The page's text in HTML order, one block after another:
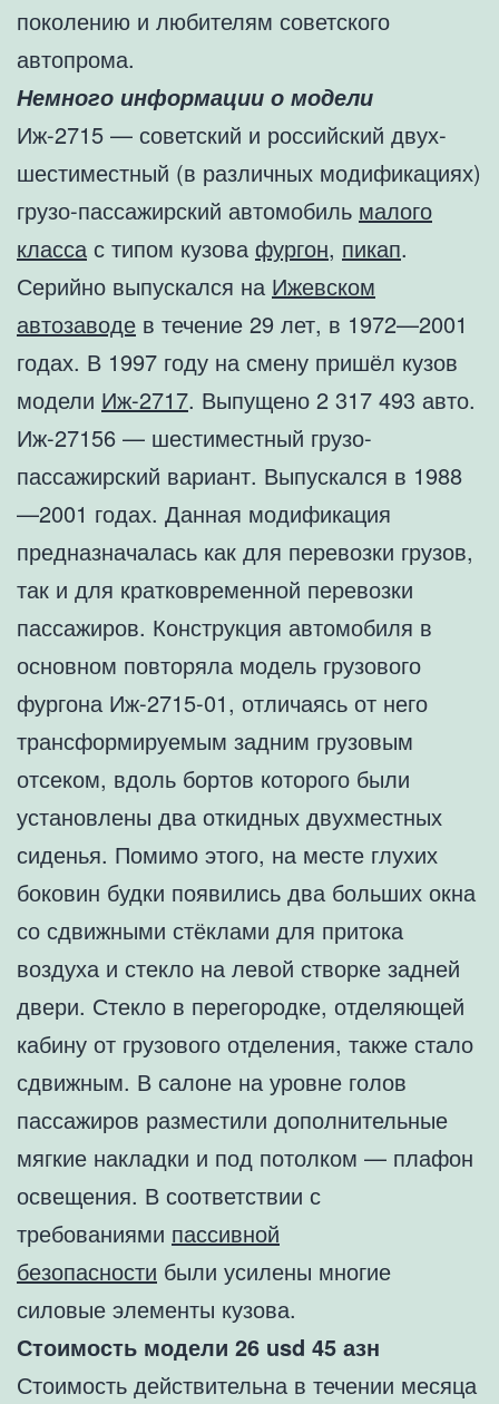
поколению и любителям советского
автопрома.
Немного информации о модели
Иж-2715 — советский и российский двух-
шестиместный (в различных модификациях)
грузо-пассажирский автомобиль малого
класса с типом кузова фургон, пикап.
Серийно выпускался на Ижевском
автозаводе в течение 29 лет, в 1972—2001
годах. В 1997 году на смену пришёл кузов
модели Иж-2717. Выпущено 2 317 493 авто.
Иж-27156 — шестиместный грузо-
пассажирский вариант. Выпускался в 1988
—2001 годах. Данная модификация
предназначалась как для перевозки грузов,
так и для кратковременной перевозки
пассажиров. Конструкция автомобиля в
основном повторяла модель грузового
фургона Иж-2715-01, отличаясь от него
трансформируемым задним грузовым
отсеком, вдоль бортов которого были
установлены два откидных двухместных
сиденья. Помимо этого, на месте глухих
боковин будки появились два больших окна
со сдвижными стёклами для притока
воздуха и стекло на левой створке задней
двери. Стекло в перегородке, отделяющей
кабину от грузового отделения, также стало
сдвижным. В салоне на уровне голов
пассажиров разместили дополнительные
мягкие накладки и под потолком — плафон
освещения. В соответствии с
требованиями пассивной
безопасности были усилены многие
силовые элементы кузова.
Стоимость модели 26 usd 45 азн
Стоимость действительна в течении месяца